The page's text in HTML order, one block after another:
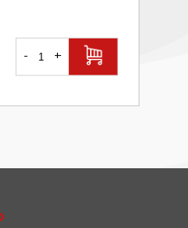
- +